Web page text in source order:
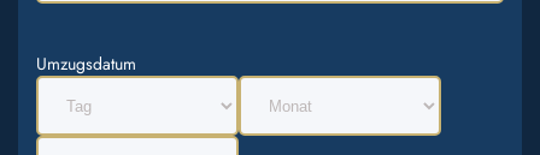
Umzugsdatum